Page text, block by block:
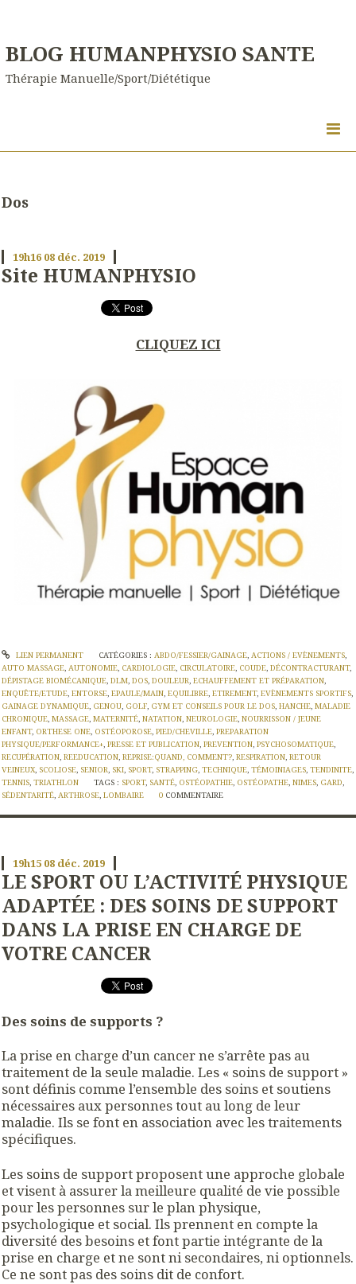
BLOG HUMANPHYSIO SANTE
Thérapie Manuelle/Sport/Diététique
Dos
19h16 08 déc. 2019
Site HUMANPHYSIO
CLIQUEZ ICI
LIEN PERMANENT CATÉGORIES : ABDO/FESSIER/GAINAGE, ACTIONS / EVÈNEMENTS,
AUTO MASSAGE, AUTONOMIE, CARDIOLOGIE, CIRCULATOIRE, COUDE, DÉCONTRACTURANT,
DÉPISTAGE BIOMÉCANIQUE, DLM, DOS, DOULEUR, ECHAUFFEMENT ET PRÉPARATION,
ENQUÊTE/ETUDE, ENTORSE, EPAULE/MAIN, EQUILIBRE, ETIREMENT, EVÈNEMENTS SPORTIFS,
GAINAGE DYNAMIQUE, GENOU, GOLF, GYM ET CONSEILS POUR LE DOS, HANCHE, MALADIE
CHRONIQUE, MASSAGE, MATERNITÉ, NATATION, NEUROLOGIE, NOURRISSON / JEUNE
ENFANT, ORTHESE ONE, OSTÉOPOROSE, PIED/CHEVILLE, PREPARATION
PHYSIQUE/PERFORMANCE+, PRESSE ET PUBLICATION, PREVENTION, PSYCHOSOMATIQUE,
RECUPÉRATION, REEDUCATION, REPRISE:QUAND, COMMENT?, RESPIRATION, RETOUR
VEINEUX, SCOLIOSE, SENIOR, SKI, SPORT, STRAPPING, TECHNIQUE, TÉMOINIAGES, TENDINITE,
TENNIS, TRIATHLON TAGS : SPORT, SANTÉ, OSTÉOPATHIE, OSTÉOPATHE,NIMES, GARD,
SÉDENTARITÉ, ARTHROSE, LOMBAIRE 0 COMMENTAIRE
19h15 08 déc. 2019
LE SPORT OU L’ACTIVITÉ PHYSIQUE
ADAPTÉE : DES SOINS DE SUPPORT
DANS LA PRISE EN CHARGE DE
VOTRE CANCER
Des soins de supports ?
La prise en charge d’un cancer ne s’arrête pas au
traitement de la seule maladie. Les « soins de support »
sont définis comme l’ensemble des soins et soutiens
nécessaires aux personnes tout au long de leur
maladie. Ils se font en association avec les traitements
spécifiques.
Les soins de support proposent une approche globale
et visent à assurer la meilleure qualité de vie possible
pour les personnes sur le plan physique,
psychologique et social. Ils prennent en compte la
diversité des besoins et font partie intégrante de la
prise en charge et ne sont ni secondaires, ni optionnels.
Ce ne sont pas des soins dit de confort.